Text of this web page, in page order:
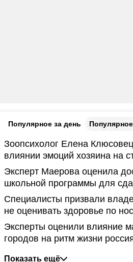
Популярное за день
Зоопсихолог Елена
влиянии эмоций хозяина на
Эксперт Маерова оценила
школьной программы для
Специалисты призвали
не оценивать здоровье по
Эксперты оценили влияние
городов на ритм жизни
Показать ещё